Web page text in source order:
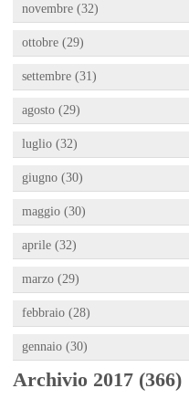
novembre (32)
ottobre (29)
settembre (31)
agosto (29)
luglio (32)
giugno (30)
maggio (30)
aprile (32)
marzo (29)
febbraio (28)
gennaio (30)
Archivio 2017 (366)